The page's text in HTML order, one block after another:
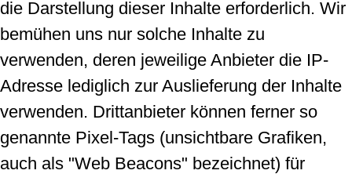
die Darstellung dieser Inhalte erforderlich. Wir
bemühen uns nur solche Inhalte zu
verwenden, deren jeweilige Anbieter die IP-
Adresse lediglich zur Auslieferung der Inhalte
verwenden. Drittanbieter können ferner so
genannte Pixel-Tags (unsichtbare Grafiken,
auch als "Web Beacons" bezeichnet) für